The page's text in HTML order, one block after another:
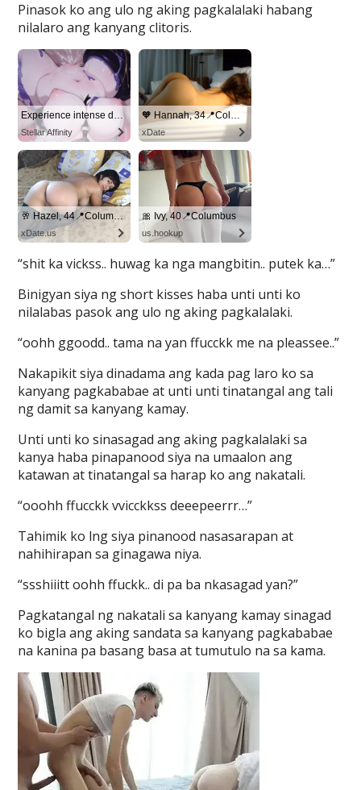
Pinasok ko ang ulo ng aking pagkalalaki habang
nilalaro ang kanyang clitoris.
“shit ka vickss.. huwag ka nga mangbitin.. putek ka…”
Binigyan siya ng short kisses haba unti unti ko
nilalabas pasok ang ulo ng aking pagkalalaki.
“oohh ggoodd.. tama na yan ffucckk me na pleassee..”
Nakapikit siya dinadama ang kada pag laro ko sa
kanyang pagkababae at unti unti tinatangal ang tali
ng damit sa kanyang kamay.
Unti unti ko sinasagad ang aking pagkalalaki sa
kanya haba pinapanood siya na umaalon ang
katawan at tinatangal sa harap ko ang nakatali.
“ooohh ffucckk vvicckkss deeepeerrr…”
Tahimik ko lng siya pinanood nasasarapan at
nahihirapan sa ginagawa niya.
“ssshiiitt oohh ffuckk.. di pa ba nkasagad yan?”
Pagkatangal ng nakatali sa kanyang kamay sinagad
ko bigla ang aking sandata sa kanyang pagkababae
na kanina pa basang basa at tumutulo na sa kama.